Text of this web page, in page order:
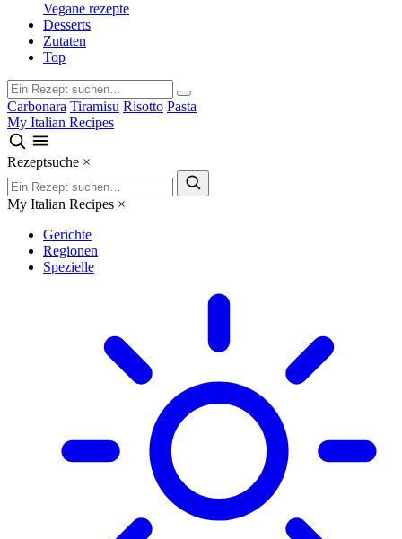
Vegane rezepte
Desserts
Zutaten
Top
Carbonara Tiramisu Risotto Pasta
My Italian Recipes
Rezeptsuche ×
My Italian Recipes ×
Gerichte
Regionen
Spezielle